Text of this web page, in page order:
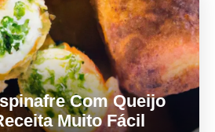
Com Queijo
Muito Fácil